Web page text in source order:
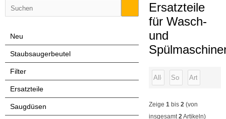
Ersatzteile
für Wasch-
und
Zeige 1 bis 2 (von
insgesamt2Artikeln)
Neu
Staubsaugerbeutel
Filter
Ersatzteile
Saugdüsen